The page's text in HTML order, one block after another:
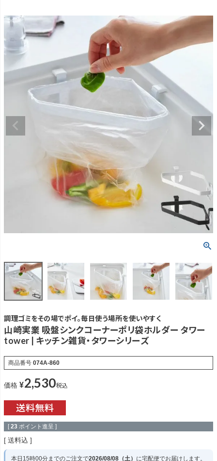
調理ゴミをその場でポイ。毎日使う場所を使いやすく
山崎実業 吸盤シンクコーナーポリ袋ホルダー タワー
tower | キッチン雑貨・タワーシリーズ
商品番号 074A-860
価格 ¥2,530税込
[ 23 ポイント進呈 ]
送料込
本日 15時00分までのご注文で2026/08/08（土） に宅配便でお届けします。